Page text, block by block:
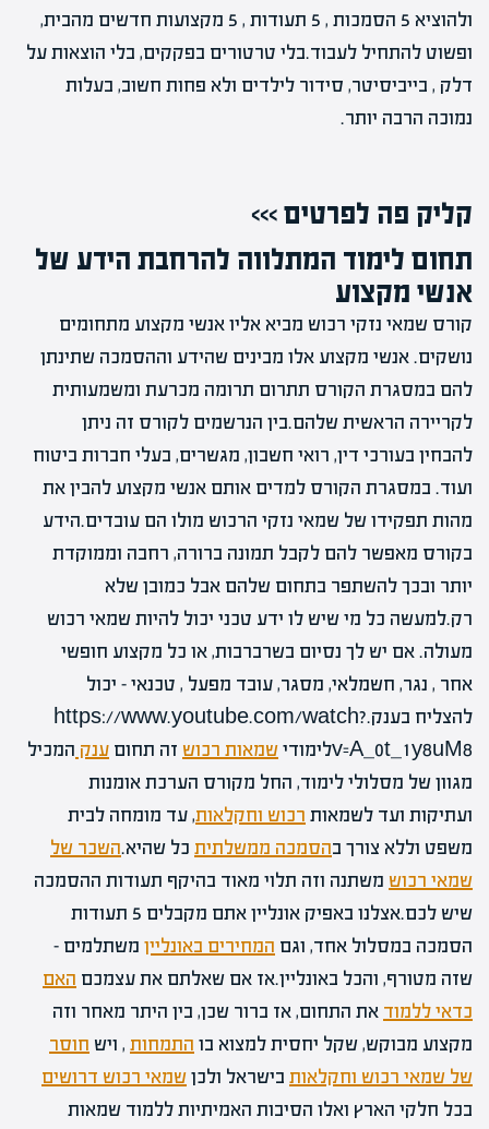
ולהוציא 5 הסמכות , 5 תעודות , 5 מקצועות חדשים מהבית,
ופשוט להתחיל לעבוד.בלי טרטורים בפקקים, בלי הוצאות על
דלק , בייביסיטר, סידור לילדים ולא פחות חשוב, בעלות
נמוכה הרבה יותר.
קליק פה לפרטים >>>
תחום לימוד המתלווה להרחבת הידע של
אנשי מקצוע
קורס שמאי נזקי רכוש מביא אליו אנשי מקצוע מתחומים
נושקים. אנשי מקצוע אלו מבינים שהידע וההסמכה שתינתן
להם במסגרת הקורס תתרום תרומה מכרעת ומשמעותית
לקריירה הראשית שלהם.בין הנרשמים לקורס זה ניתן
להבחין בעורכי דין, רואי חשבון, מגשרים, בעלי חברות ביטוח
ועוד. במסגרת הקורס למדים אותם אנשי מקצוע להבין את
מהות תפקידו של שמאי נזקי הרכוש מולו הם עובדים.הידע
בקורס מאפשר להם לקבל תמונה ברורה, רחבה וממוקדת
יותר ובכך להשתפר בתחום שלהם אבל כמובן שלא
רק.למעשה כל מי שיש לו ידע טכני יכול להיות שמאי רכוש
מעולה. אם יש לך נסיום בשרברבות, או כל מקצוע חופשי
אחר , נגר, חשמלאי, מסגר, עובד מפעל , טכנאי – יכול
להצליח בענק.https://www.youtube.com/watch?
v=A_0t_1y8uM8לימודי
שמאות רכוש זה תחום ענק המכיל
מגוון של מסלולי לימוד, החל מקורס הערכת אומנות
ועתיקות ועד לשמאות רכוש וחקלאות, עד מומחה לבית
משפט וללא צורך בהסמכה ממשלתית כל שהיא.השכר של
שמאי רכוש משתנה וזה תלוי מאוד בהיקף תעודות ההסמכה
שיש לכם.אצלנו באפיק אונליין אתם מקבלים 5 תעודות
הסמכה במסלול אחד, וגם המחירים באונליין משתלמים –
שזה מטורף, והכל באונליין.אז אם שאלתם את עצמכם האם
כדאי ללמוד את התחום, אז ברור שכן, בין היתר מאחר וזה
מקצוע מבוקש, שקל יחסית למצוא בו התמחות , ויש חוסר
של שמאי רכוש וחקלאות בישראל ולכןשמאי רכוש דרושים
בכל חלקי הארץ ואלו הסיבות האמיתיות ללמוד שמאות